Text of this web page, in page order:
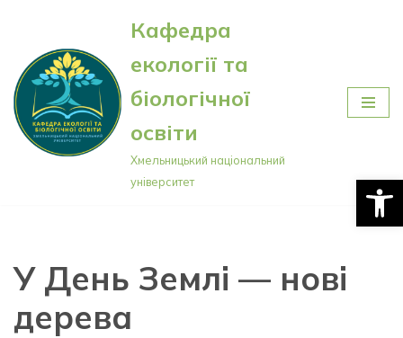
Перейти
до
вмісту
Кафедра
екології та
біологічної
освіти
Хмельницький національний
університет
У День Землі — нові
дерева